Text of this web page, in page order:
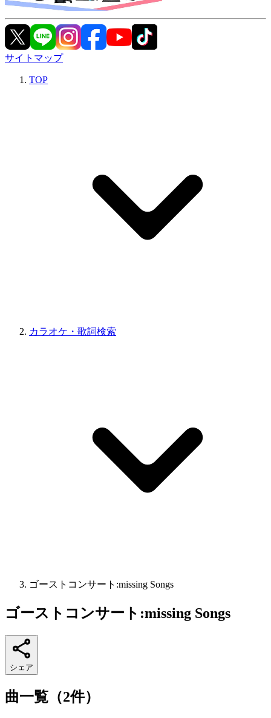
サイトマップ
TOP
カラオケ・歌詞検索
ゴーストコンサート:missing Songs
ゴーストコンサート:missing Songs
シェア
曲一覧（2件）